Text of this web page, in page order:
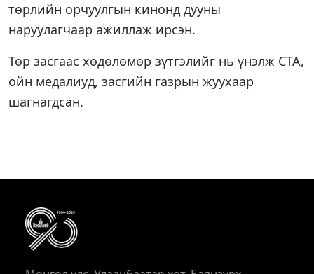
төрлийн орчуулгын кинонд дууны
наруулагчаар ажиллаж ирсэн.
Төр засгаас хөдөлөмөр зүтгэлийг нь үнэлж СТА,
ойн медалиуд, засгийн газрын жуухаар
шагнагдсан.